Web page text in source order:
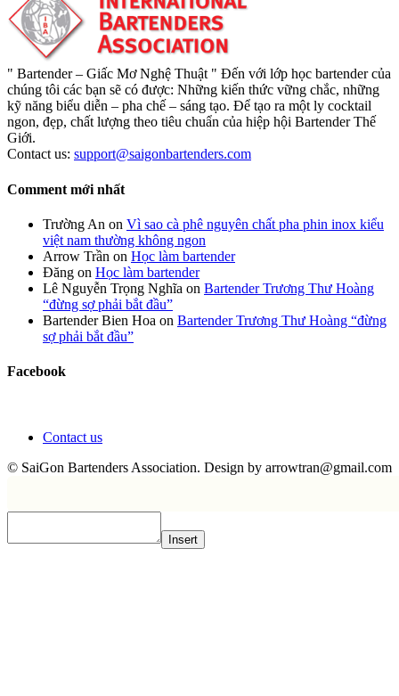
" Bartender – Giấc Mơ Nghệ Thuật " Đến với lớp học bartender của
chúng tôi các bạn sẽ có được: Những kiến thức vững chắc, những
kỹ năng biểu diễn – pha chế – sáng tạo. Để tạo ra một ly cocktail
ngon, đẹp, chất lượng theo tiêu chuẩn của hiệp hội Bartender Thế
Giới.
Contact us: support@saigonbartenders.com
Comment mới nhất
Trường An on Vì sao cà phê nguyên chất pha phin inox kiểu
việt nam thường không ngon
Arrow Trần on Học làm bartender
Đăng on Học làm bartender
Lê Nguyễn Trọng Nghĩa on Bartender Trương Thư Hoàng
“đừng sợ phải bắt đầu”
Bartender Bien Hoa on Bartender Trương Thư Hoàng “đừng
sợ phải bắt đầu”
Facebook
Contact us
© SaiGon Bartenders Association. Design by arrowtran@gmail.com
Insert